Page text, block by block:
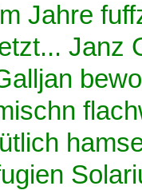
Jahre
Janz